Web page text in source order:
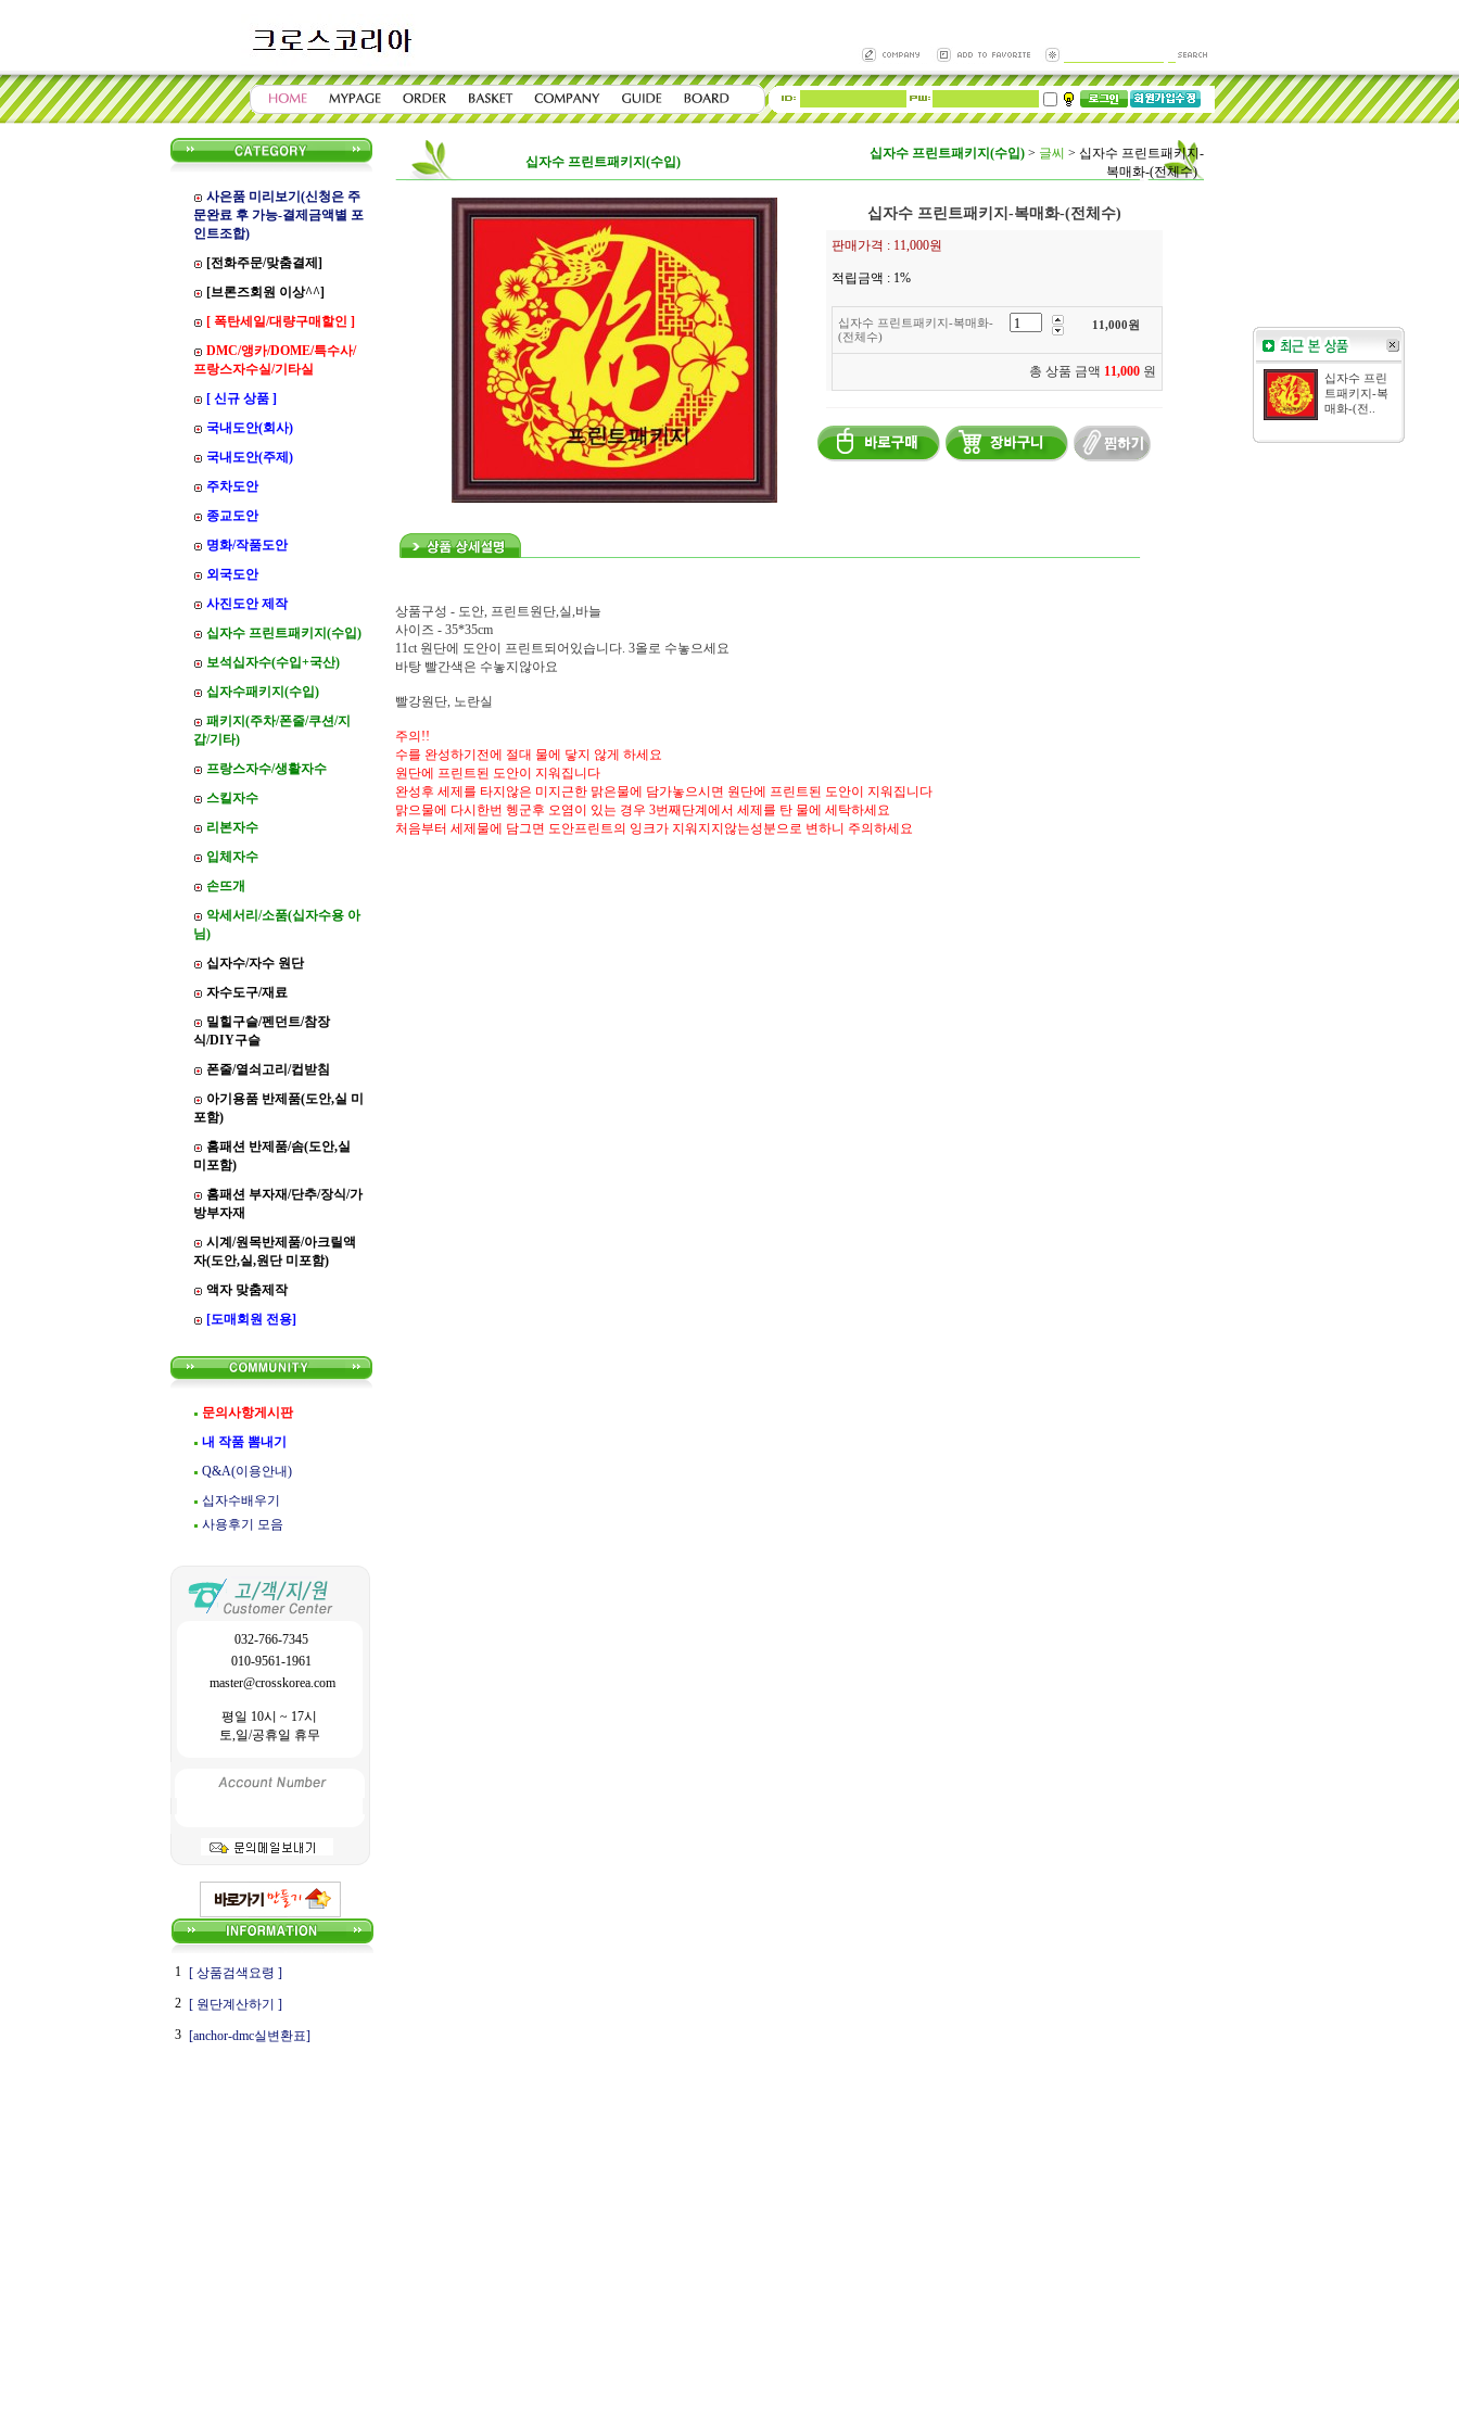
사은품 미리보기(신청은 주
문완료 후 가능-결제금액별 포
인트조합)
[전화주문/맞춤결제]
[브론즈회원 이상^^]
[ 폭탄세일/대량구매할인 ]
DMC/앵카/DOME/특수사/
프랑스자수실/기타실
[ 신규 상품 ]
국내도안(회사)
국내도안(주제)
주차도안
종교도안
명화/작품도안
외국도안
사진도안 제작
십자수 프린트패키지(수입)
보석십자수(수입+국산)
십자수패키지(수입)
패키지(주차/폰줄/쿠션/지
갑/기타)
프랑스자수/생활자수
스킬자수
리본자수
입체자수
손뜨개
악세서리/소품(십자수용 아
님)
십자수/자수 원단
자수도구/재료
밀힐구슬/펜던트/참장
식/DIY구슬
폰줄/열쇠고리/컵받침
아기용품 반제품(도안,실 미
포함)
홈패션 반제품/솜(도안,실
미포함)
홈패션 부자재/단추/장식/가
방부자재
시계/원목반제품/아크릴액
자(도안,실,원단 미포함)
액자 맞춤제작
[도매회원 전용]
문의사항게시판
내 작품 뽐내기
Q&A(이용안내)
십자수배우기
사용후기 모음
032-766-7345
010-9561-1961
master@crosskorea.com
평일 10시 ~ 17시
토,일/공휴일 휴무
1
[ 상품검색요령 ]
2
[ 원단계산하기 ]
3
[anchor-dmc실변환표]
십자수 프린트패키지(수입)
십자수 프린트패키지(수입) > 글씨 > 십자수 프린트패키지-
복매화-(전체수)
십자수 프린트패키지-복매화-(전체수)
판매가격 : 11,000원
적립금액 : 1%
십자수 프린트패키지-복매화-
(전체수)
11,000원
총 상품 금액 11,000 원
상품구성 - 도안, 프린트원단,실,바늘
사이즈 - 35*35cm
11ct 원단에 도안이 프린트되어있습니다. 3올로 수놓으세요
바탕 빨간색은 수놓지않아요
빨강원단, 노란실
주의!!
수를 완성하기전에 절대 물에 닿지 않게 하세요
원단에 프린트된 도안이 지워집니다
완성후 세제를 타지않은 미지근한 맑은물에 담가놓으시면 원단에 프린트된 도안이 지워집니다
맑으물에 다시한번 헹군후 오염이 있는 경우 3번째단계에서 세제를 탄 물에 세탁하세요
처음부터 세제물에 담그면 도안프린트의 잉크가 지워지지않는성분으로 변하니 주의하세요
십자수 프린
트패키지-복
매화-(전..